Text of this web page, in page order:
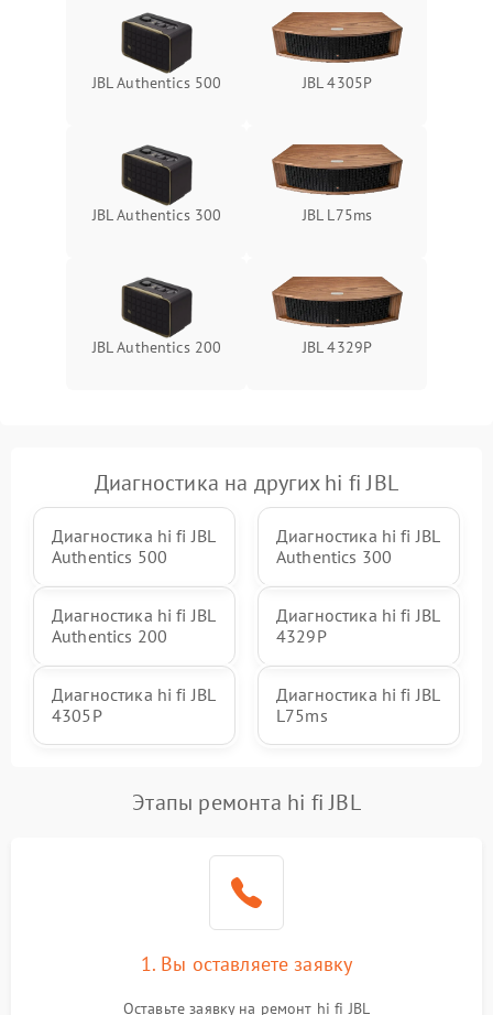
JBL Authentics 500 JBL 4305P
JBL Authentics 300 JBL L75ms
JBL Authentics 200 JBL 4329P
Диагностика на других hi fi JBL
Диагностика hi fi JBL
Authentics 500
Диагностика hi fi JBL
Authentics 300
Диагностика hi fi JBL
Authentics 200
Диагностика hi fi JBL
4329P
Диагностика hi fi JBL
4305P
Диагностика hi fi JBL
L75ms
Этапы ремонта hi fi JBL
1. Вы оставляете заявку
Оставьте заявку на ремонт hi fi JBL